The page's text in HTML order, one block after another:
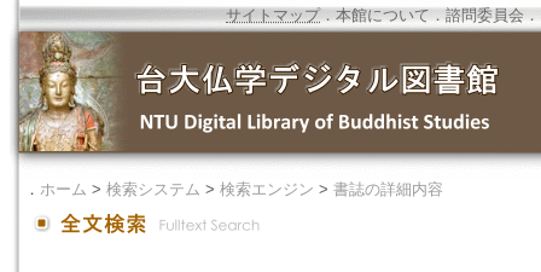
サイトマップ．本館について ． 諮問委員会 ．
． ホーム > 検索システム > 検索エンジン > 書誌の詳細内容